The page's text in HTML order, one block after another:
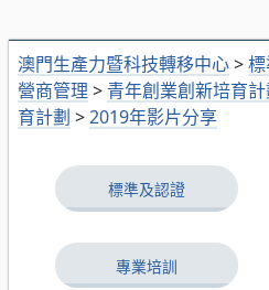
澳門生產力暨科技轉移中心>
營商管理 > 青年創業創新培育計
育計劃 >2019年影片分享
標準及認證
專業培訓